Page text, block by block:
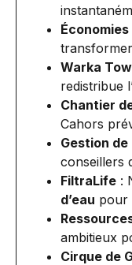
Économies
Warka
redistribue
Chantier
Cahors
Gestion de
conseillers
FiltraLife :
d’eau pour
ambitieux
Cirque de